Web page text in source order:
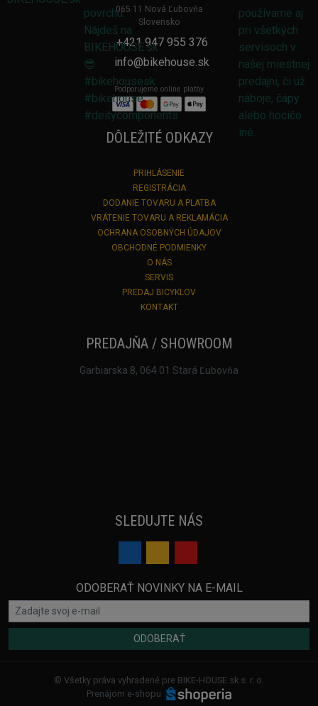
065 11 Nová Ľubovňa
Slovensko
+421 947 955 376
info@bikehouse.sk
Podporujeme online platby
DÔLEŽITÉ ODKAZY
PRIHLÁSENIE
REGISTRÁCIA
DODANIE TOVARU A PLATBA
VRÁTENIE TOVARU A REKLAMÁCIA
OCHRANA OSOBNÝCH ÚDAJOV
OBCHODNÉ PODMIENKY
O NÁS
SERVIS
PREDAJ BICYKLOV
KONTAKT
PREDAJŇA / SHOWROOM
Garbiarska 8, 064 01 Stará Ľubovňa
SLEDUJTE NÁS
ODOBERAŤ NOVINKY NA E-MAIL
ODOBERAŤ
© Všetky práva vyhradené pre BIKE-HOUSE.sk s. r. o.
Prenájom e-shopu